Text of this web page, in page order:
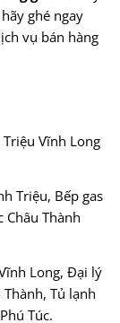
hãy ghé ngay
vụ bán hàng
Vĩnh Long
Triệu, Bếp gas
Thành
Long, Đại lý
Tủ lạnh
Túc.